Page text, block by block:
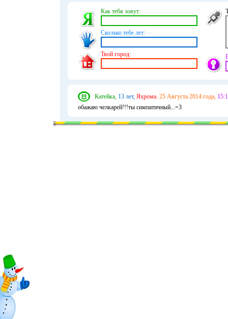
Как тебя зовут:
Сколько тебе лет:
Твой город:
Катейка, 13 лет, Яхрома. 25 Августа 2014 года,
обажаю челкарей!!!ты симпатичный...=3